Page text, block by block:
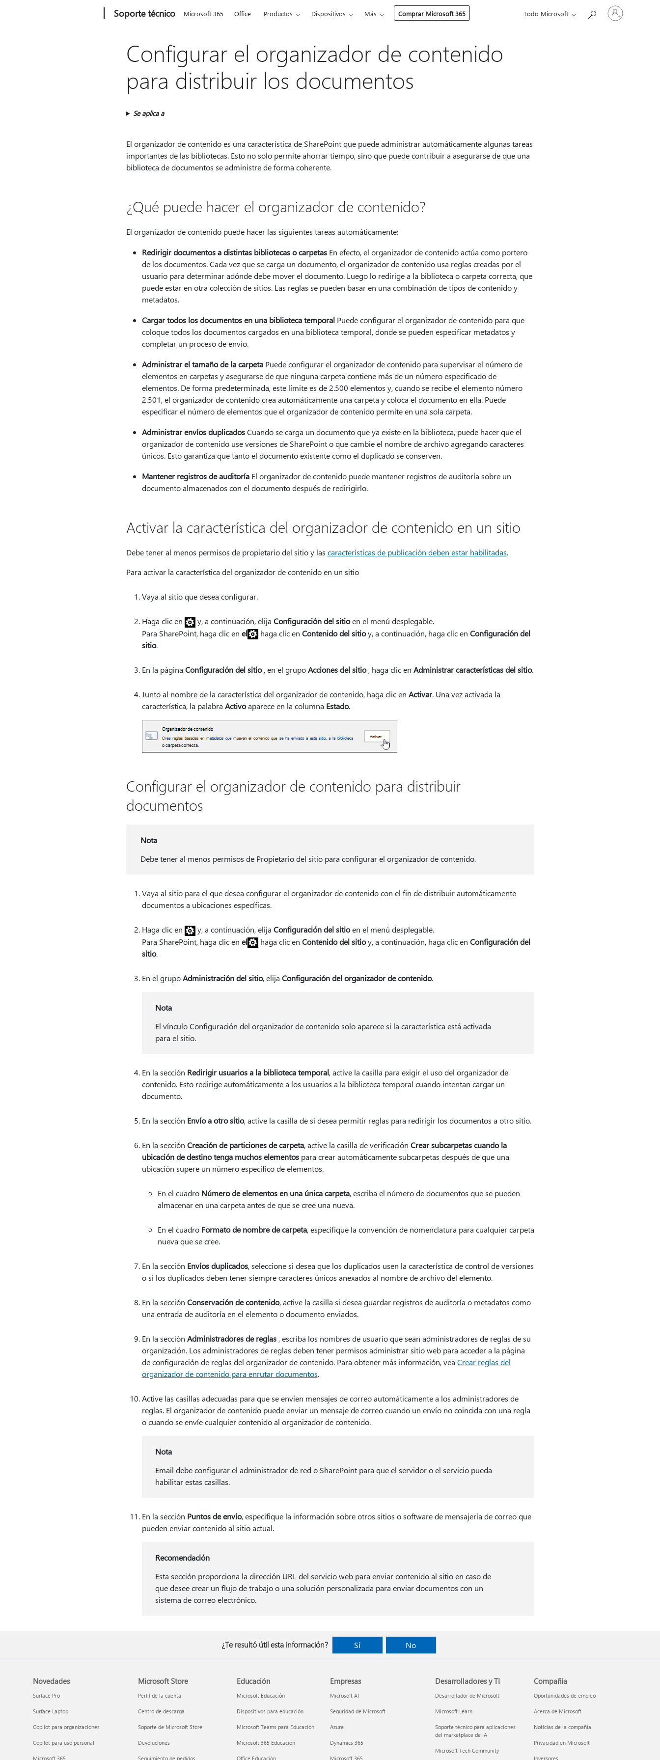
Soporte técnico Microsoft 365 Office Productos Dispositivos Más Comprar Microsoft 365 Todo Microsoft
Iniciar
sesión
Configurar el organizador de contenido
para distribuir los documentos
Se aplica a
El organizador de contenido es una característica de SharePoint que puede administrar automáticamente algunas tareas
importantes de las bibliotecas. Esto no solo permite ahorrar tiempo, sino que puede contribuir a asegurarse de que una
biblioteca de documentos se administre de forma coherente.
¿Qué puede hacer el organizador de contenido?
El organizador de contenido puede hacer las siguientes tareas automáticamente:
Redirigir documentos a distintas bibliotecas o carpetasEn efecto, el organizador de contenido actúa como portero
de los documentos. Cada vez que se carga un documento, el organizador de contenido usa reglas creadas por el
usuario para determinar adónde debe mover el documento. Luego lo redirige a la biblioteca o carpeta correcta, que
puede estar en otra colección de sitios. Las reglas se pueden basar en una combinación de tipos de contenido y
metadatos.
Cargar todos los documentos en una biblioteca temporalPuede configurar el organizador de contenido para que
coloque todos los documentos cargados en una biblioteca temporal, donde se pueden especificar metadatos y
completar un proceso de envío.
Administrar el tamaño de la carpetaPuede configurar el organizador de contenido para supervisar el número de
elementos en carpetas y asegurarse de que ninguna carpeta contiene más de un número especificado de
elementos. De forma predeterminada, este límite es de 2.500 elementos y, cuando se recibe el elemento número
2.501, el organizador de contenido crea automáticamente una carpeta y coloca el documento en ella. Puede
especificar el número de elementos que el organizador de contenido permite en una sola carpeta.
Administrar envíos duplicadosCuando se carga un documento que ya existe en la biblioteca, puede hacer que el
organizador de contenido use versiones de SharePoint o que cambie el nombre de archivo agregando caracteres
únicos. Esto garantiza que tanto el documento existente como el duplicado se conserven.
Mantener registros de auditoríaEl organizador de contenido puede mantener registros de auditoría sobre un
documento almacenados con el documento después de redirigirlo.
Activar la característica del organizador de contenido en un sitio
Debe tener al menos permisos de propietario del sitio y las características de publicación deben estar habilitadas.
Para activar la característica del organizador de contenido en un sitio
Vaya al sitio que desea configurar.
Haga clic en y, a continuación, elija Configuración del sitioen el menú desplegable.
Para SharePoint, haga clic en el haga clic en Contenido del sitioy, a continuación, haga clic en Configuración del
sitio.
En la página Configuración del sitio, en el grupoAcciones del sitio, haga clic en Administrar características del sitio.
Junto al nombre de la característica del organizador de contenido, haga clic en Activar. Una vez activada la
característica, la palabra Activoaparece en la columna Estado.
Configurar el organizador de contenido para distribuir
documentos
Nota
Debe tener al menos permisos de Propietario del sitio para configurar el organizador de contenido.
Vaya al sitio para el que desea configurar el organizador de contenido con el fin de distribuir automáticamente
documentos a ubicaciones específicas.
Haga clic en y, a continuación, elija Configuración del sitioen el menú desplegable.
Para SharePoint, haga clic en el haga clic en Contenido del sitioy, a continuación, haga clic en Configuración del
sitio.
En el grupoAdministración del sitio, elija Configuración del organizador de contenido.
Nota
El vínculo Configuración del organizador de contenido solo aparece si la característica está activada
para el sitio.
En la sección Redirigir usuarios a la biblioteca temporal, active la casilla para exigir el uso del organizador de
contenido. Esto redirige automáticamente a los usuarios a la biblioteca temporal cuando intentan cargar un
documento.
En la sección Envío a otro sitio, active la casilla de si desea permitir reglas para redirigir los documentos a otro sitio.
En la sección Creación de particiones de carpeta, active la casilla de verificación Crear subcarpetas cuando la
ubicación de destino tenga muchos elementospara crear automáticamente subcarpetas después de que una
ubicación supere un número específico de elementos.
En el cuadro Número de elementos en una única carpeta, escriba el número de documentos que se pueden
almacenar en una carpeta antes de que se cree una nueva.
En el cuadro Formato de nombre de carpeta, especifique la convención de nomenclatura para cualquier carpeta
nueva que se cree.
En la sección Envíos duplicados, seleccione si desea que los duplicados usen la característica de control de versiones
o si los duplicados deben tener siempre caracteres únicos anexados al nombre de archivo del elemento.
En la sección Conservación de contenido, active la casilla si desea guardar registros de auditoría o metadatos como
una entrada de auditoría en el elemento o documento enviados.
En la sección Administradores de reglas, escriba los nombres de usuario que sean administradores de reglas de su
organización. Los administradores de reglas deben tener permisos administrar sitio web para acceder a la página
de configuración de reglas del organizador de contenido. Para obtener más información, vea Crear reglas del
organizador de contenido para enrutar documentos.
Active las casillas adecuadas para que se envíen mensajes de correo automáticamente a los administradores de
reglas. El organizador de contenido puede enviar un mensaje de correo cuando un envío no coincida con una regla
o cuando se envíe cualquier contenido al organizador de contenido.
Nota
Email debe configurar el administrador de red o SharePoint para que el servidor o el servicio pueda
habilitar estas casillas.
En la sección Puntos de envío, especifique la información sobre otros sitios o software de mensajería de correo que
pueden enviar contenido al sitio actual.
Recomendación
Esta sección proporciona la dirección URL del servicio web para enviar contenido al sitio en caso de
que desee crear un flujo de trabajo o una solución personalizada para enviar documentos con un
sistema de correo electrónico.
¿Te resultó útil esta información? Sí No
Novedades
Surface Pro
Surface Laptop
Copilot para organizaciones
Copilot para uso personal
Microsoft 365
Microsoft Store
Perfil de la cuenta
Centro de descarga
Soporte de Microsoft Store
Devoluciones
Seguimiento de pedidos
Educación
Microsoft Educación
Dispositivos para educación
Microsoft Teams para Educación
Microsoft 365 Educación
Office Educación
Empresas
Microsoft AI
Seguridad de Microsoft
Azure
Dynamics 365
Microsoft 365
Desarrolladores y TI
Desarrollador de Microsoft
Microsoft Learn
Soporte técnico para aplicaciones
del marketplace de IA
Microsoft Tech Community
Compañía
Oportunidades de empleo
Acerca de Microsoft
Noticias de la compañía
Privacidad en Microsoft
Inversores